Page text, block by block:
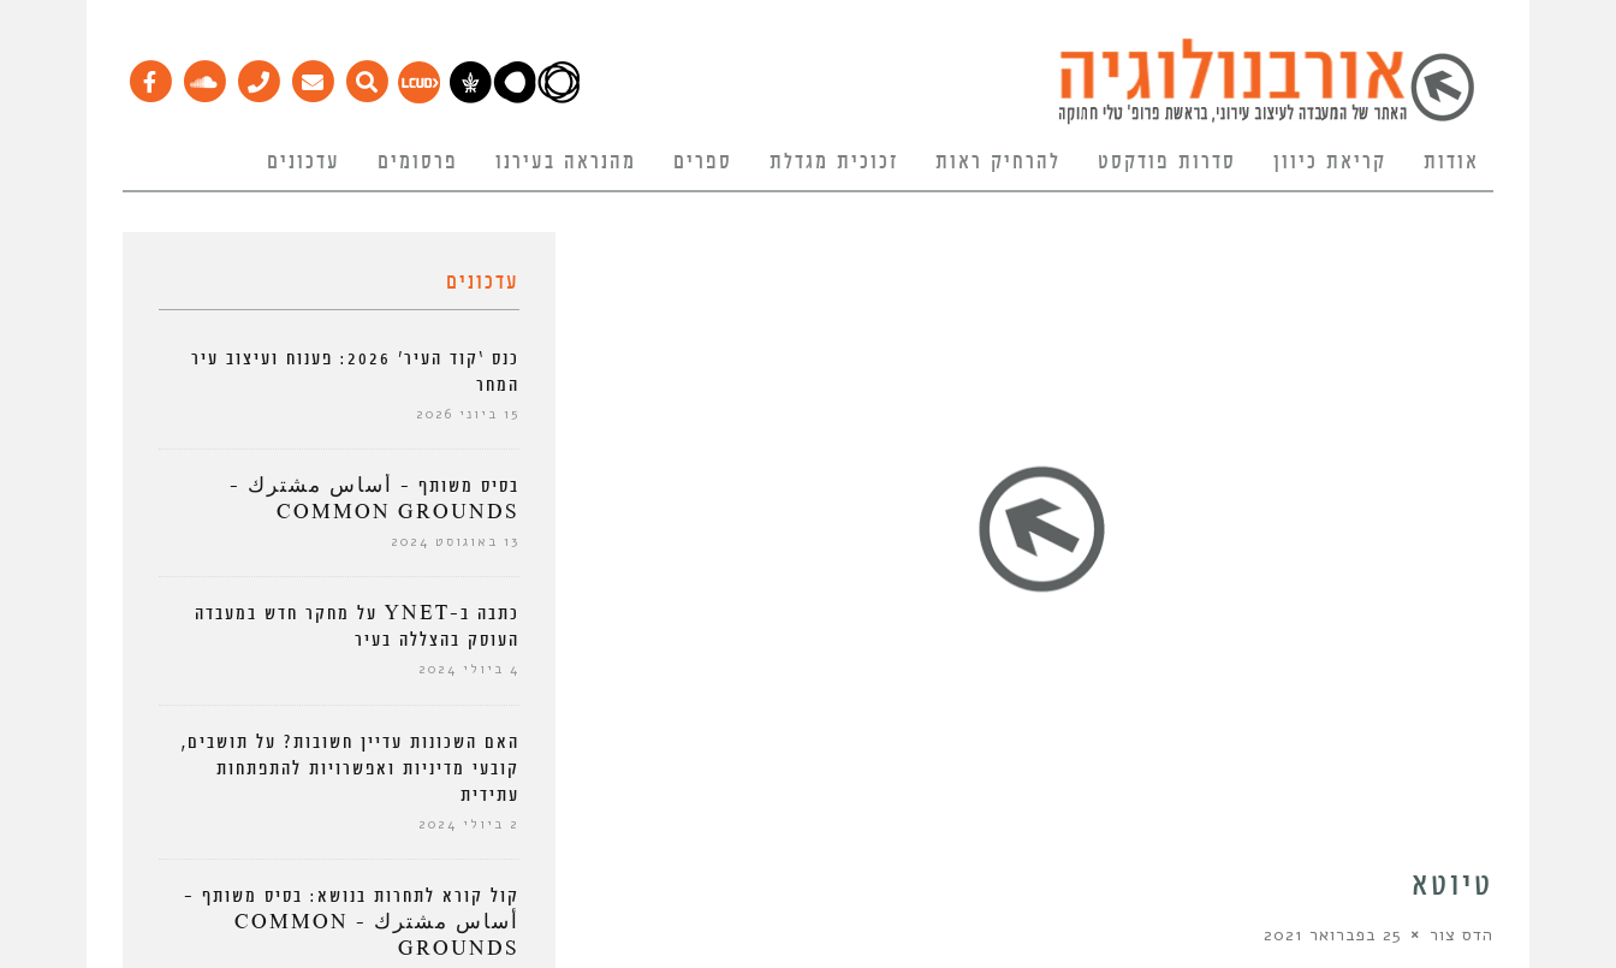
אודות קריאת כיוון סדרות פודקסט להרחיק ראות זכוכית מגדלת ספרים מהנראה בעירנו פרסומים עדכונים
טיוטא
הדס צור 25 בפברואר 2021
עדכונים
כנס ‘קוד העיר’ 2026: פענוח ועיצוב עיר
המחר
15 ביוני 2026
בסיס משותף – أساس مشترك –
COMMON GROUNDS
13 באוגוסט 2024
כתבה ב-YNET על מחקר חדש במעבדה
העוסק בהצללה בעיר
4 ביולי 2024
האם השכונות עדיין חשובות? על תושבים,
קובעי מדיניות ואפשרויות להתפתחות
עתידית
2 ביולי 2024
קול קורא לתחרות בנושא: בסיס משותף –
أساس مشترك – COMMON
GROUNDS